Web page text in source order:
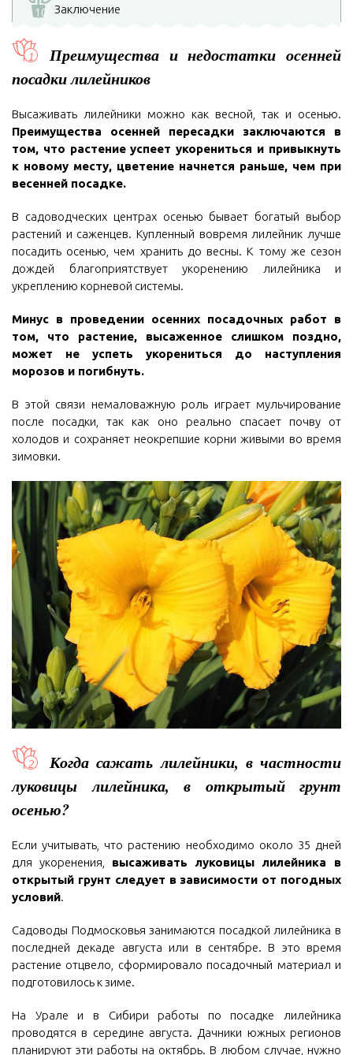
10 Заключение
Преимущества и недостатки осенней
посадки лилейников
Высаживать лилейники можно как весной, так и осенью.
Преимущества осенней пересадки заключаются в
том, что растение успеет укорениться и привыкнуть
к новому месту, цветение начнется раньше, чем при
весенней посадке.
В садоводческих центрах осенью бывает богатый выбор
растений и саженцев. Купленный вовремя лилейник лучше
посадить осенью, чем хранить до весны. К тому же сезон
дождей благоприятствует укоренению лилейника и
укреплению корневой системы.
Минус в проведении осенних посадочных работ в
том, что растение, высаженное слишком поздно,
может не успеть укорениться до наступления
морозов и погибнуть.
В этой связи немаловажную роль играет мульчирование
после посадки, так как оно реально спасает почву от
холодов и сохраняет неокрепшие корни живыми во время
зимовки.
Когда сажать лилейники, в частности
луковицы лилейника, в открытый грунт
осенью?
Если учитывать, что растению необходимо около 35 дней
для укоренения, высаживать луковицы лилейника в
открытый грунт следует в зависимости от погодных
условий.
Садоводы Подмосковья занимаются посадкой лилейника в
последней декаде августа или в сентябре. В это время
растение отцвело, сформировало посадочный материал и
подготовилось к зиме.
На Урале и в Сибири работы по посадке лилейника
проводятся в середине августа. Дачники южных регионов
планируют эти работы на октябрь. В любом случае, нужно